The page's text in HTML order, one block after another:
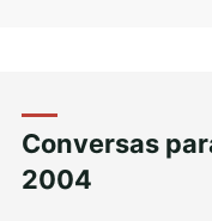
Conversas
2004